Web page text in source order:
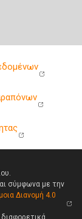
σύμφωνα με την
Διανομή 4.0